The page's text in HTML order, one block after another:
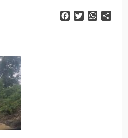
FacebookTwitter